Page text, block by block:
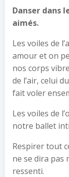
Danser dans
aimés.
Les voiles de
amour et on
nos corps
de l’air, celui
fait voler
Les voiles de
notre ballet
Respirer tout
ne se dira pas
ressenti.